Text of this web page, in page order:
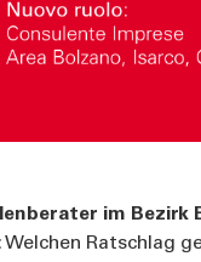
im Bezirk
Ratschlag